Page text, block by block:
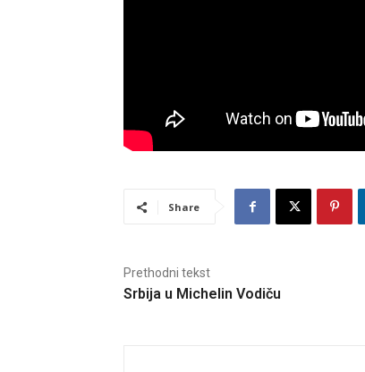
Share
Prethodni tekst
Srbija u Michelin Vodiču